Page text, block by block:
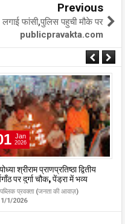
Previous
लगाई फांसी,पुलिस पहुची मौके पर
publicpravakta.com
Jan
2026
श्रीराम प्राणप्रतिष्ठा द्वितीय
पर दुर्गा चौक, पेंड्रा में भव्य
सम्पन्न
पब्लिक प्रवक्ता (जनता की आवाज़)
1/2026